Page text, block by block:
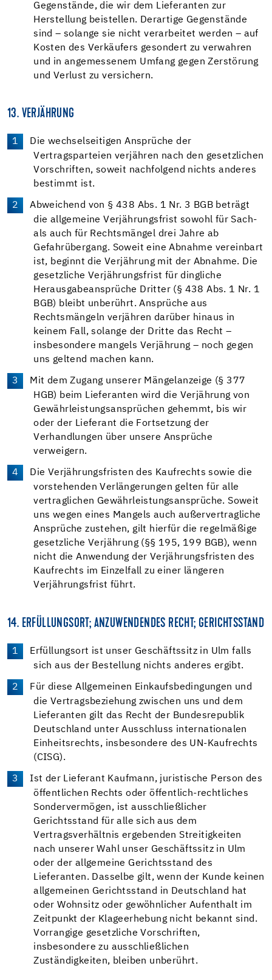
Gegenstände, die wir dem Lieferanten zur
Herstellung beistellen. Derartige Gegenstände
sind – solange sie nicht verarbeitet werden – auf
Kosten des Verkäufers gesondert zu verwahren
und in angemessenem Umfang gegen Zerstörung
und Verlust zu versichern.
13. VERJÄHRUNG
Die wechselseitigen Ansprüche der
Vertragsparteien verjähren nach den gesetzlichen
Vorschriften, soweit nachfolgend nichts anderes
bestimmt ist.
Abweichend von § 438 Abs. 1 Nr. 3 BGB beträgt
die allgemeine Verjährungsfrist sowohl für Sach-
als auch für Rechtsmängel drei Jahre ab
Gefahrübergang. Soweit eine Abnahme vereinbart
ist, beginnt die Verjährung mit der Abnahme. Die
gesetzliche Verjährungsfrist für dingliche
Herausgabeansprüche Dritter (§ 438 Abs. 1 Nr. 1
BGB) bleibt unberührt. Ansprüche aus
Rechtsmängeln verjähren darüber hinaus in
keinem Fall, solange der Dritte das Recht –
insbesondere mangels Verjährung – noch gegen
uns geltend machen kann.
Mit dem Zugang unserer Mängelanzeige (§ 377
HGB) beim Lieferanten wird die Verjährung von
Gewährleistungsansprüchen gehemmt, bis wir
oder der Lieferant die Fortsetzung der
Verhandlungen über unsere Ansprüche
verweigern.
Die Verjährungsfristen des Kaufrechts sowie die
vorstehenden Verlängerungen gelten für alle
vertraglichen Gewährleistungsansprüche. Soweit
uns wegen eines Mangels auch außervertragliche
Ansprüche zustehen, gilt hierfür die regelmäßige
gesetzliche Verjährung (§§ 195, 199 BGB), wenn
nicht die Anwendung der Verjährungsfristen des
Kaufrechts im Einzelfall zu einer längeren
Verjährungsfrist führt.
14. ERFÜLLUNGSORT; ANZUWENDENDES RECHT; GERICHTSSTAND
Erfüllungsort ist unser Geschäftssitz in Ulm falls
sich aus der Bestellung nichts anderes ergibt.
Für diese Allgemeinen Einkaufsbedingungen und
die Vertragsbeziehung zwischen uns und dem
Lieferanten gilt das Recht der Bundesrepublik
Deutschland unter Ausschluss internationalen
Einheitsrechts, insbesondere des UN-Kaufrechts
(CISG).
Ist der Lieferant Kaufmann, juristische Person des
öffentlichen Rechts oder öffentlich-rechtliches
Sondervermögen, ist ausschließlicher
Gerichtsstand für alle sich aus dem
Vertragsverhältnis ergebenden Streitigkeiten
nach unserer Wahl unser Geschäftssitz in Ulm
oder der allgemeine Gerichtsstand des
Lieferanten. Dasselbe gilt, wenn der Kunde keinen
allgemeinen Gerichtsstand in Deutschland hat
oder Wohnsitz oder gewöhnlicher Aufenthalt im
Zeitpunkt der Klageerhebung nicht bekannt sind.
Vorrangige gesetzliche Vorschriften,
insbesondere zu ausschließlichen
Zuständigkeiten, bleiben unberührt.